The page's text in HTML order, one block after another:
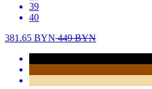
39
40
381.65 BYN449BYN